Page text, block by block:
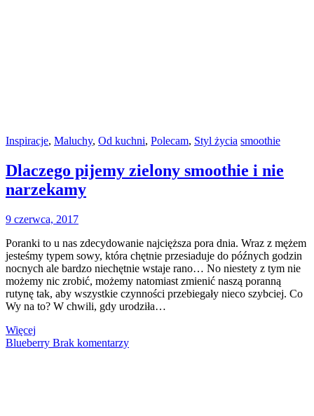
Inspiracje, Maluchy, Od kuchni, Polecam, Styl życia smoothie
Dlaczego pijemy zielony smoothie i nie
narzekamy
9 czerwca, 2017
Poranki to u nas zdecydowanie najcięższa pora dnia. Wraz z mężem
jesteśmy typem sowy, która chętnie przesiaduje do późnych godzin
nocnych ale bardzo niechętnie wstaje rano… No niestety z tym nie
możemy nic zrobić, możemy natomiast zmienić naszą poranną
rutynę tak, aby wszystkie czynności przebiegały nieco szybciej. Co
Wy na to? W chwili, gdy urodziła…
Więcej
Blueberry Brak komentarzy